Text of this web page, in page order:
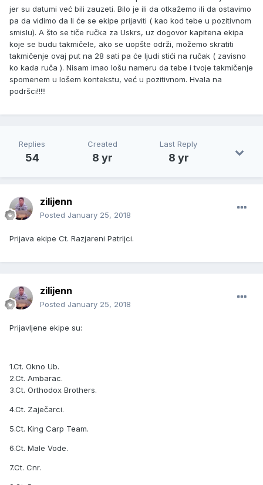
jer su datumi već bili zauzeti. Bilo je ili da otkažemo ili da ostavimo
pa da vidimo da li će se ekipe prijaviti ( kao kod tebe u pozitivnom
smislu). A što se tiče ručka za Uskrs, uz dogovor kapitena ekipa
koje se budu takmičele, ako se uopšte održi, možemo skratiti
takmičenje ovaj put na 28 sati pa će ljudi stići na ručak ( zavisno
ko kada ruča ). Nisam imao lošu nameru da tebe i tvoje takmičenje
spomenem u lošem kontekstu, već u pozitivnom. Hvala na
podršci!!!!!
Replies
54
Created
8 yr
Last Reply
8 yr
zilijenn
Posted January 25, 2018
Prijava ekipe Ct. Razjareni Patrljci.
zilijenn
Posted January 25, 2018
Prijavljene ekipe su:
1.Ct. Okno Ub.
2.Ct. Ambarac.
3.Ct. Orthodox Brothers.
4.Ct. Zaječarci.
5.Ct. King Carp Team.
6.Ct. Male Vode.
7.Ct. Cnr.